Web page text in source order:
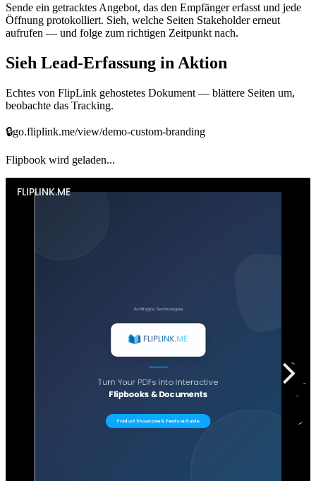
Sende ein getracktes Angebot, das den Empfänger erfasst und jede
Öffnung protokolliert. Sieh, welche Seiten Stakeholder erneut
aufrufen — und folge zum richtigen Zeitpunkt nach.
Sieh Lead-Erfassung in Aktion
Echtes von FlipLink gehostetes Dokument — blättere Seiten um,
beobachte das Tracking.
🔒go.fliplink.me/view/demo-custom-branding
Flipbook wird geladen...